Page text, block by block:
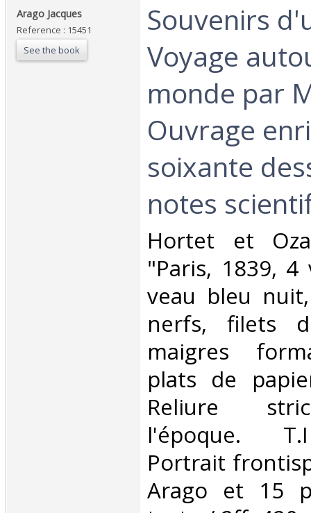
‎Arago Jacques‎
Reference : 15451
See the book
‎Souvenirs
Voyage
monde par
Ouvrage
soixante
notes
‎Hortet et
"Paris, 1839,
veau bleu
nerfs, filets
maigres
plats de
Reliure
l'époque.
Portrait
Arago et 15